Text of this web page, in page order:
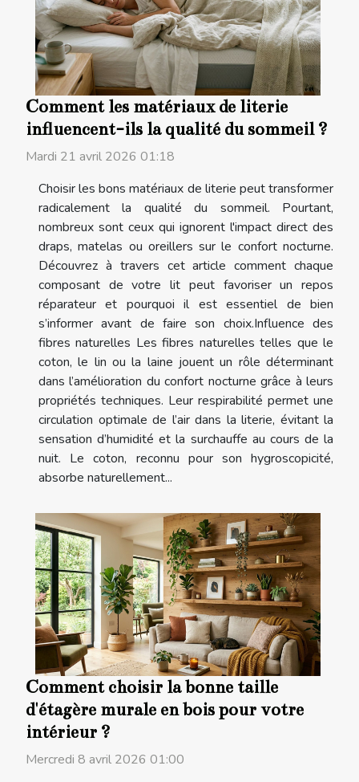
Comment les matériaux de literie
influencent-ils la qualité du sommeil ?
Mardi 21 avril 2026 01:18
Choisir les bons matériaux de literie peut transformer
radicalement la qualité du sommeil. Pourtant,
nombreux sont ceux qui ignorent l'impact direct des
draps, matelas ou oreillers sur le confort nocturne.
Découvrez à travers cet article comment chaque
composant de votre lit peut favoriser un repos
réparateur et pourquoi il est essentiel de bien
s’informer avant de faire son choix.Influence des
fibres naturelles Les fibres naturelles telles que le
coton, le lin ou la laine jouent un rôle déterminant
dans l’amélioration du confort nocturne grâce à leurs
propriétés techniques. Leur respirabilité permet une
circulation optimale de l’air dans la literie, évitant la
sensation d’humidité et la surchauffe au cours de la
nuit. Le coton, reconnu pour son hygroscopicité,
absorbe naturellement...
Comment choisir la bonne taille
d'étagère murale en bois pour votre
intérieur ?
Mercredi 8 avril 2026 01:00